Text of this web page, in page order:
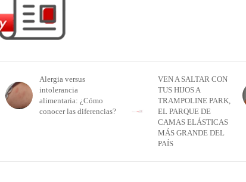
Alergia versus
intolerancia
alimentaria: ¿Cómo
conocer las diferencias?
VEN A SALTAR CON
TUS HIJOS A
TRAMPOLINE PARK,
EL PARQUE DE
CAMAS ELÁSTICAS
MÁS GRANDE DEL
PAÍS